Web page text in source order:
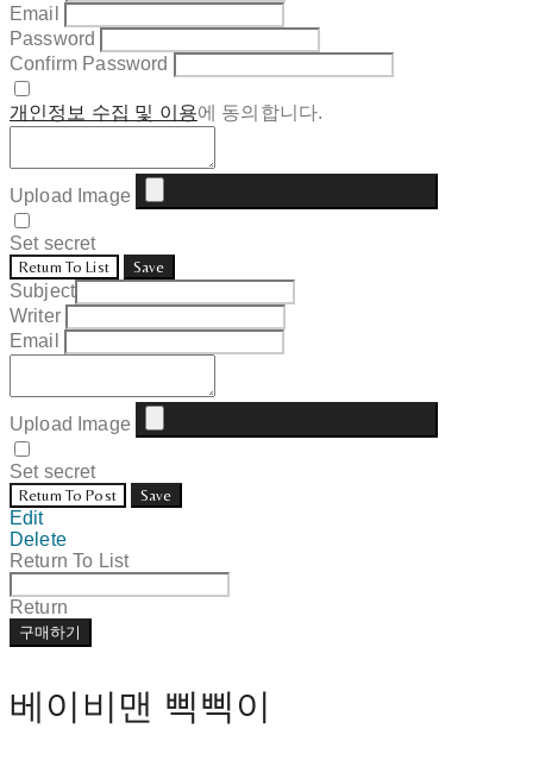
Email
Password
Confirm Password
개인정보 수집 및 이용에 동의합니다.
Upload Image
Set secret
Return To List Save
Subject
Writer
Email
Upload Image
Set secret
Return To Post Save
Edit
Delete
Return To List
Return
구매하기
베이비맨 삑삑이